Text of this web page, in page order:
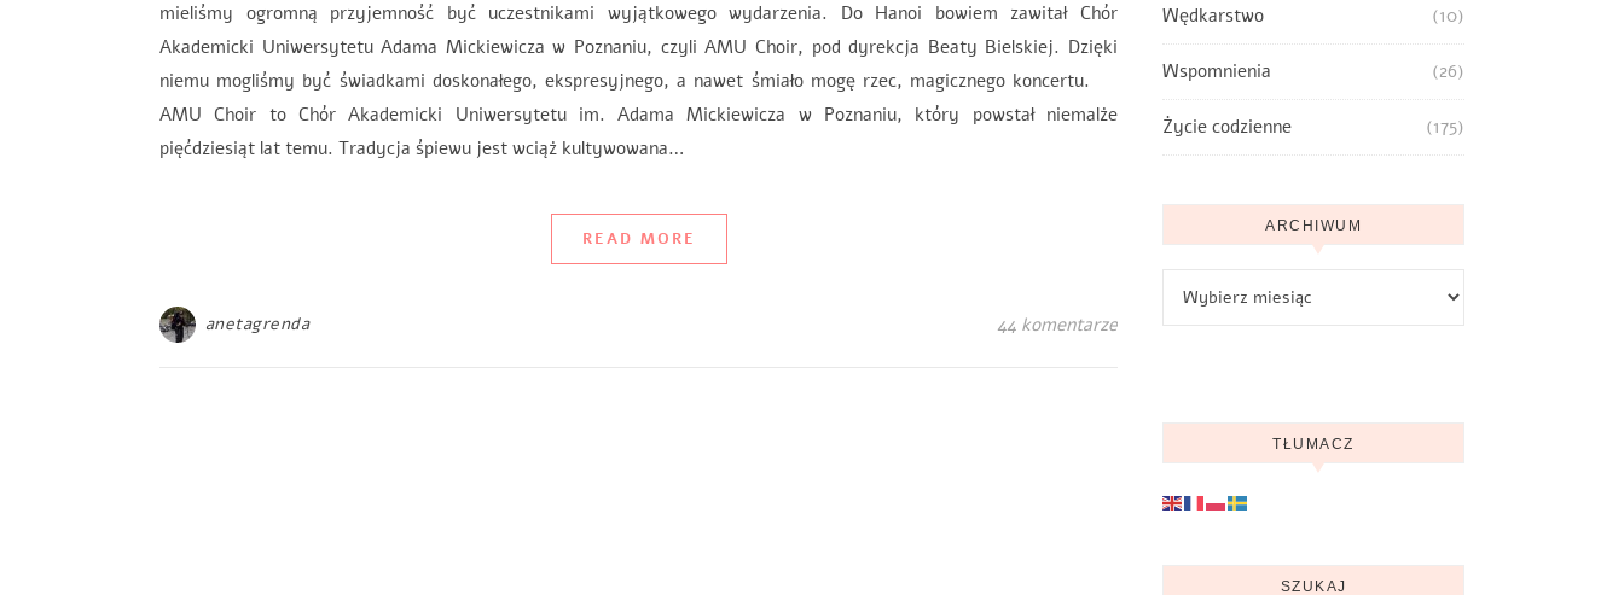
mieliśmy ogromną przyjemność być uczestnikami wyjątkowego wydarzenia. Do Hanoi bowiem zawitał Chór
Akademicki Uniwersytetu Adama Mickiewicza w Poznaniu, czyli AMU Choir, pod dyrekcja Beaty Bielskiej. Dzięki
niemu mogliśmy być świadkami doskonałego, ekspresyjnego, a nawet śmiało mogę rzec, magicznego koncertu.
AMU Choir to Chór Akademicki Uniwersytetu im. Adama Mickiewicza w Poznaniu, który powstał niemalże
pięćdziesiąt lat temu. Tradycja śpiewu jest wciąż kultywowana…
READ MORE
anetagrenda 44 komentarze
Wędkarstwo (10)
Wspomnienia (26)
Życie codzienne (175)
ARCHIWUM
TŁUMACZ
SZUKAJ